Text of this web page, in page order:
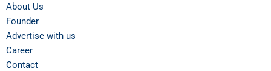
About Us
Founder
Advertise with us
Career
Contact